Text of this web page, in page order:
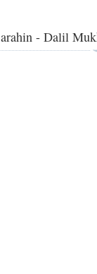
- Dalil